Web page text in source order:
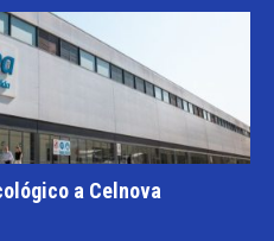
a Celnova